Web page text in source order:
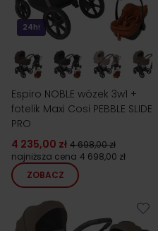
24h!
Espiro NOBLE wózek 3w1 +
fotelik Maxi Cosi PEBBLE SLIDE
PRO
4 235,00 zł 4 698,00 zł
najniższa cena 4 698,00 zł
ZOBACZ